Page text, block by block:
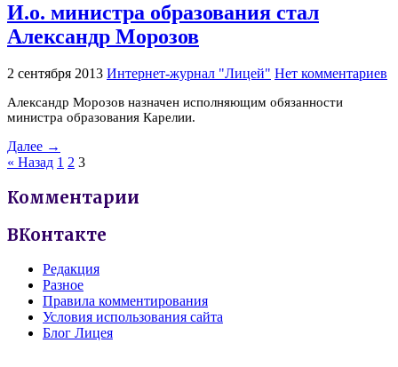
И.о. министра образования стал
Александр Морозов
2 сентября 2013 Интернет-журнал "Лицей" Нет комментариев
Александр Морозов назначен исполняющим обязанности
министра образования Карелии.
Далее →
« Назад 1 2 3
Комментарии
ВКонтакте
Редакция
Разное
Правила комментирования
Условия использования сайта
Блог Лицея